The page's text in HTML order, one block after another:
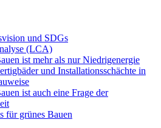
und SDGs
(LCA)
ist mehr als nur Niedrigenergie
und Installationsschächte in
ist auch eine Frage der
für grünes Bauen